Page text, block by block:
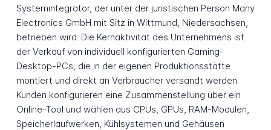
Systemintegrator, der unter der juristischen Person Many
Electronics GmbH mit Sitz in Wittmund, Niedersachsen,
betrieben wird. Die Kernaktivität des Unternehmens ist
der Verkauf von individuell konfigurierten Gaming-
Desktop-PCs, die in der eigenen Produktionsstätte
montiert und direkt an Verbraucher versandt werden.
Kunden konfigurieren eine Zusammenstellung über ein
Online-Tool und wählen aus CPUs, GPUs, RAM-Modulen,
Speicherlaufwerken, Kühlsystemen und Gehäusen